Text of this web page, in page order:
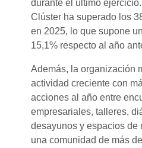
durante el último
Clúster ha superado los
en 2025, lo que supone
15,1% respecto al año
Además, la organización
actividad creciente con
acciones al año entre
empresariales, talleres,
desayunos y espacios de
una comunidad de más